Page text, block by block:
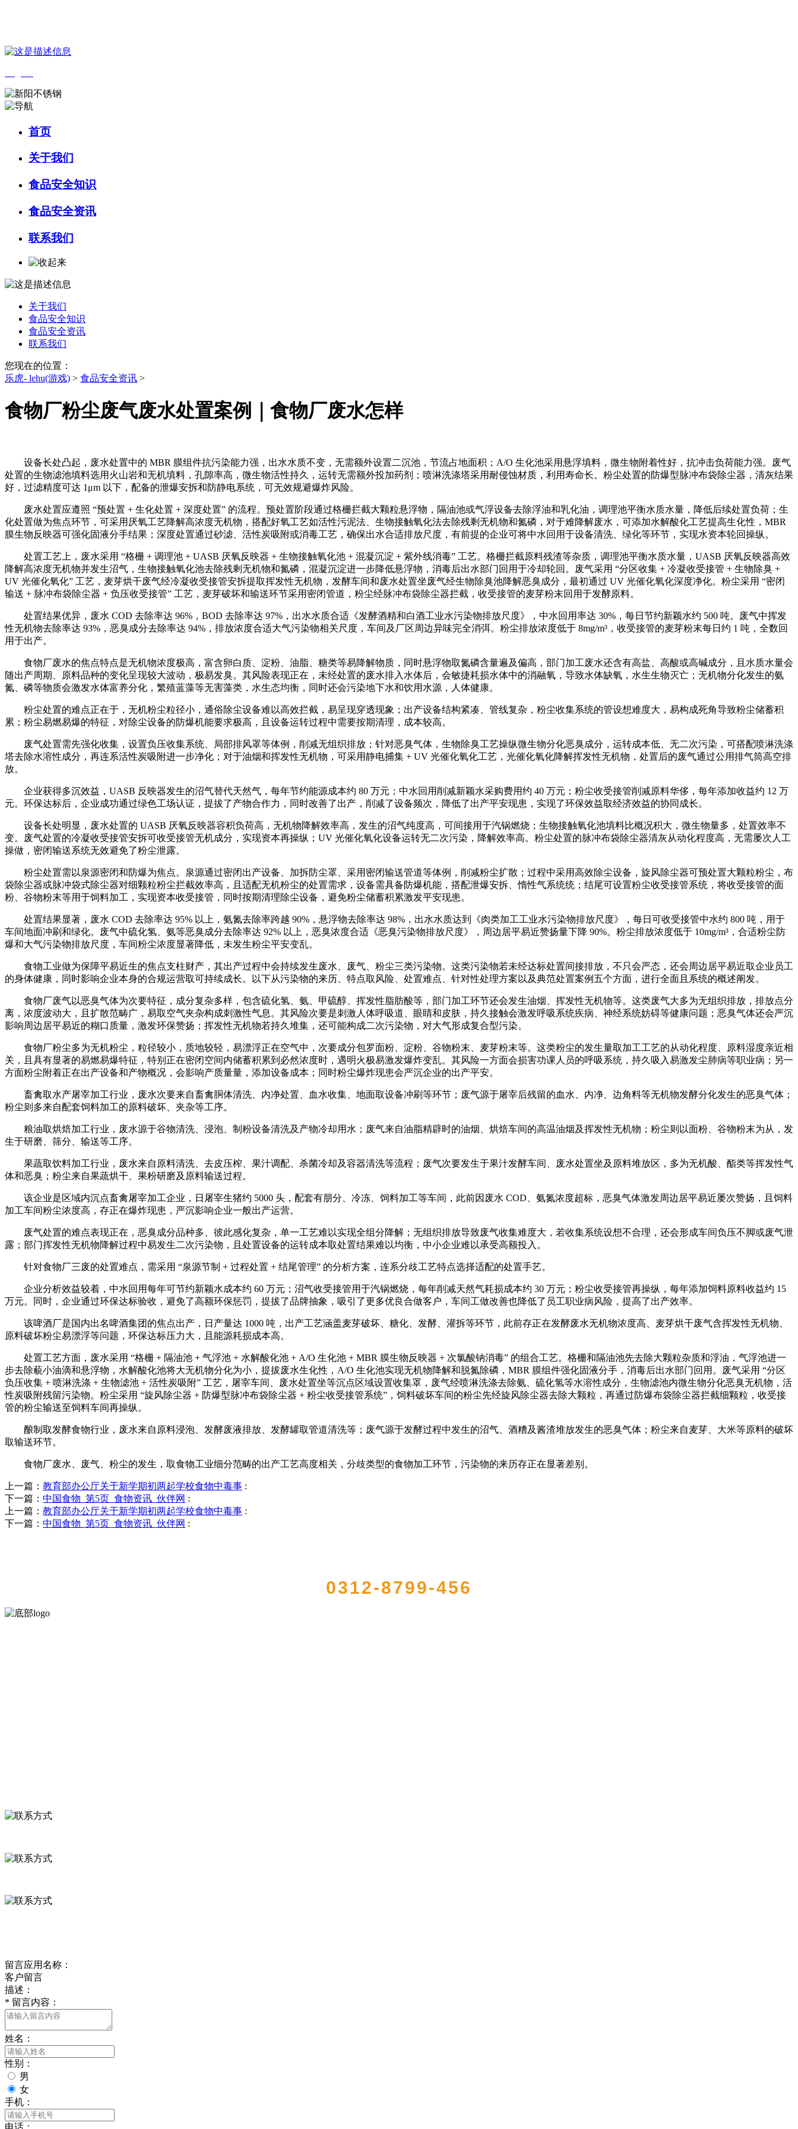
首页
关于我们
食品安全知识
食品安全资讯
联系我们
关于我们
食品安全知识
食品安全资讯
联系我们
您现在的位置：
乐虎- lehu(游戏) > 食品安全资讯 >
食物厂粉尘废气废水处置案例｜食物厂废水怎样
设备长处凸起，废水处置中的 MBR 膜组件抗污染能力强，出水水质不变，无需额外设置二沉池，节流占地面积；A/O 生化池采用悬浮填料，微生物附着性好，抗冲击负荷能力强。废气
处置的生物滤池填料选用火山岩和无机填料，孔隙率高，微生物活性持久，运转无需额外投加药剂；喷淋洗涤塔采用耐侵蚀材质，利用寿命长。粉尘处置的防爆型脉冲布袋除尘器，清灰结果
好，过滤精度可达 1μm 以下，配备的泄爆安拆和防静电系统，可无效规避爆炸风险。
废水处置应遵照 “预处置 + 生化处置 + 深度处置” 的流程。预处置阶段通过格栅拦截大颗粒悬浮物，隔油池或气浮设备去除浮油和乳化油，调理池平衡水质水量，降低后续处置负荷；生
化处置做为焦点环节，可采用厌氧工艺降解高浓度无机物，搭配好氧工艺如活性污泥法、生物接触氧化法去除残剩无机物和氮磷，对于难降解废水，可添加水解酸化工艺提高生化性，MBR
膜生物反映器可强化固液分手结果；深度处置通过砂滤、活性炭吸附或消毒工艺，确保出水合适排放尺度，有前提的企业可将中水回用于设备清洗、绿化等环节，实现水资本轮回操纵。
处置工艺上，废水采用 “格栅 + 调理池 + UASB 厌氧反映器 + 生物接触氧化池 + 混凝沉淀 + 紫外线消毒” 工艺。格栅拦截原料残渣等杂质，调理池平衡水质水量，UASB 厌氧反映器高效
降解高浓度无机物并发生沼气，生物接触氧化池去除残剩无机物和氮磷，混凝沉淀进一步降低悬浮物，消毒后出水部门回用于冷却轮回。废气采用 “分区收集 + 冷凝收受接管 + 生物除臭 +
UV 光催化氧化” 工艺，麦芽烘干废气经冷凝收受接管安拆提取挥发性无机物，发酵车间和废水处置坐废气经生物除臭池降解恶臭成分，最初通过 UV 光催化氧化深度净化。粉尘采用 “密闭
输送 + 脉冲布袋除尘器 + 负压收受接管” 工艺，麦芽破坏和输送环节采用密闭管道，粉尘经脉冲布袋除尘器拦截，收受接管的麦芽粉末回用于发酵原料。
处置结果优异，废水 COD 去除率达 96%，BOD 去除率达 97%，出水水质合适《发酵酒精和白酒工业水污染物排放尺度》，中水回用率达 30%，每日节约新颖水约 500 吨。废气中挥发
性无机物去除率达 93%，恶臭成分去除率达 94%，排放浓度合适大气污染物相关尺度，车间及厂区周边异味完全消弭。粉尘排放浓度低于 8mg/m³，收受接管的麦芽粉末每日约 1 吨，全数回
用于出产。
食物厂废水的焦点特点是无机物浓度极高，富含卵白质、淀粉、油脂、糖类等易降解物质，同时悬浮物取氮磷含量遍及偏高，部门加工废水还含有高盐、高酸或高碱成分，且水质水量会
随出产周期、原料品种的变化呈现较大波动，极易发臭。其风险表现正在，未经处置的废水排入水体后，会敏捷耗损水体中的消融氧，导致水体缺氧，水生生物灭亡；无机物分化发生的氨
氮、磷等物质会激发水体富养分化，繁殖蓝藻等无害藻类，水生态均衡，同时还会污染地下水和饮用水源，人体健康。
粉尘处置的难点正在于，无机粉尘粒径小，通俗除尘设备难以高效拦截，易呈现穿透现象；出产设备结构紧凑、管线复杂，粉尘收集系统的管设想难度大，易构成死角导致粉尘储蓄积
累；粉尘易燃易爆的特征，对除尘设备的防爆机能要求极高，且设备运转过程中需要按期清理，成本较高。
废气处置需先强化收集，设置负压收集系统、局部排风罩等体例，削减无组织排放；针对恶臭气体，生物除臭工艺操纵微生物分化恶臭成分，运转成本低、无二次污染，可搭配喷淋洗涤
塔去除水溶性成分，再连系活性炭吸附进一步净化；对于油烟和挥发性无机物，可采用静电捕集 + UV 光催化氧化工艺，光催化氧化降解挥发性无机物，处置后的废气通过公用排气筒高空排
放。
企业获得多沉效益，UASB 反映器发生的沼气替代天然气，每年节约能源成本约 80 万元；中水回用削减新颖水采购费用约 40 万元；粉尘收受接管削减原料华侈，每年添加收益约 12 万
元。环保达标后，企业成功通过绿色工场认证，提拔了产物合作力，同时改善了出产，削减了设备频次，降低了出产平安现患，实现了环保效益取经济效益的协同成长。
设备长处明显，废水处置的 UASB 厌氧反映器容积负荷高，无机物降解效率高，发生的沼气纯度高，可间接用于汽锅燃烧；生物接触氧化池填料比概况积大，微生物量多，处置效率不
变。废气处置的冷凝收受接管安拆可收受接管无机成分，实现资本再操纵；UV 光催化氧化设备运转无二次污染，降解效率高。粉尘处置的脉冲布袋除尘器清灰从动化程度高，无需屡次人工
操做，密闭输送系统无效避免了粉尘泄露。
粉尘处置需以泉源密闭和防爆为焦点。泉源通过密闭出产设备、加拆防尘罩、采用密闭输送管道等体例，削减粉尘扩散；过程中采用高效除尘设备，旋风除尘器可预处置大颗粒粉尘，布
袋除尘器或脉冲袋式除尘器对细颗粒粉尘拦截效率高，且适配无机粉尘的处置需求，设备需具备防爆机能，搭配泄爆安拆、惰性气系统统；结尾可设置粉尘收受接管系统，将收受接管的面
粉、谷物粉末等用于饲料加工，实现资本收受接管，同时按期清理除尘设备，避免粉尘储蓄积累激发平安现患。
处置结果显著，废水 COD 去除率达 95% 以上，氨氮去除率跨越 90%，悬浮物去除率达 98%，出水水质达到《肉类加工工业水污染物排放尺度》，每日可收受接管中水约 800 吨，用于
车间地面冲刷和绿化。废气中硫化氢、氨等恶臭成分去除率达 92% 以上，恶臭浓度合适《恶臭污染物排放尺度》，周边居平易近赞扬量下降 90%。粉尘排放浓度低于 10mg/m³，合适粉尘防
爆和大气污染物排放尺度，车间粉尘浓度显著降低，未发生粉尘平安变乱。
食物工业做为保障平易近生的焦点支柱财产，其出产过程中会持续发生废水、废气、粉尘三类污染物。这类污染物若未经达标处置间接排放，不只会严态，还会周边居平易近取企业员工
的身体健康，同时影响企业本身的合规运营取可持续成长。以下从污染物的来历、特点取风险、处置难点、针对性处理方案以及典范处置案例五个方面，进行全面且系统的概述阐发。
食物厂废气以恶臭气体为次要特征，成分复杂多样，包含硫化氢、氨、甲硫醇、挥发性脂肪酸等，部门加工环节还会发生油烟、挥发性无机物等。这类废气大多为无组织排放，排放点分
离，浓度波动大，且扩散范畴广，易取空气夹杂构成刺激性气息。其风险次要是刺激人体呼吸道、眼睛和皮肤，持久接触会激发呼吸系统疾病、神经系统妨碍等健康问题；恶臭气体还会严沉
影响周边居平易近的糊口质量，激发环保赞扬；挥发性无机物若持久堆集，还可能构成二次污染物，对大气形成复合型污染。
食物厂粉尘多为无机粉尘，粒径较小，质地较轻，易漂浮正在空气中，次要成分包罗面粉、淀粉、谷物粉末、麦芽粉末等。这类粉尘的发生量取加工工艺的从动化程度、原料湿度亲近相
关，且具有显著的易燃易爆特征，特别正在密闭空间内储蓄积累到必然浓度时，遇明火极易激发爆炸变乱。其风险一方面会损害功课人员的呼吸系统，持久吸入易激发尘肺病等职业病；另一
方面粉尘附着正在出产设备和产物概况，会影响产质量量，添加设备成本；同时粉尘爆炸现患会严沉企业的出产平安。
畜禽取水产屠宰加工行业，废水次要来自畜禽胴体清洗、内净处置、血水收集、地面取设备冲刷等环节；废气源于屠宰后残留的血水、内净、边角料等无机物发酵分化发生的恶臭气体；
粉尘则多来自配套饲料加工的原料破坏、夹杂等工序。
粮油取烘焙加工行业，废水源于谷物清洗、浸泡、制粉设备清洗及产物冷却用水；废气来自油脂精辟时的油烟、烘焙车间的高温油烟及挥发性无机物；粉尘则以面粉、谷物粉末为从，发
生于研磨、筛分、输送等工序。
果蔬取饮料加工行业，废水来自原料清洗、去皮压榨、果汁调配、杀菌冷却及容器清洗等流程；废气次要发生于果汁发酵车间、废水处置坐及原料堆放区，多为无机酸、酯类等挥发性气
体和恶臭；粉尘来自果蔬烘干、果粉研磨及原料输送过程。
该企业是区域内沉点畜禽屠宰加工企业，日屠宰生猪约 5000 头，配套有朋分、冷冻、饲料加工等车间，此前因废水 COD、氨氮浓度超标，恶臭气体激发周边居平易近屡次赞扬，且饲料
加工车间粉尘浓度高，存正在爆炸现患，严沉影响企业一般出产运营。
废气处置的难点表现正在，恶臭成分品种多、彼此感化复杂，单一工艺难以实现全组分降解；无组织排放导致废气收集难度大，若收集系统设想不合理，还会形成车间负压不脚或废气泄
露；部门挥发性无机物降解过程中易发生二次污染物，且处置设备的运转成本取处置结果难以均衡，中小企业难以承受高额投入。
针对食物厂三废的处置难点，需采用 “泉源节制 + 过程处置 + 结尾管理” 的分析方案，连系分歧工艺特点选择适配的处置手艺。
企业分析效益较着，中水回用每年可节约新颖水成本约 60 万元；沼气收受接管用于汽锅燃烧，每年削减天然气耗损成本约 30 万元；粉尘收受接管再操纵，每年添加饲料原料收益约 15
万元。同时，企业通过环保达标验收，避免了高额环保惩罚，提拔了品牌抽象，吸引了更多优良合做客户，车间工做改善也降低了员工职业病风险，提高了出产效率。
该啤酒厂是国内出名啤酒集团的焦点出产，日产量达 1000 吨，出产工艺涵盖麦芽破坏、糖化、发酵、灌拆等环节，此前存正在发酵废水无机物浓度高、麦芽烘干废气含挥发性无机物、
原料破坏粉尘易漂浮等问题，环保达标压力大，且能源耗损成本高。
处置工艺方面，废水采用 “格栅 + 隔油池 + 气浮池 + 水解酸化池 + A/O 生化池 + MBR 膜生物反映器 + 次氯酸钠消毒” 的组合工艺。格栅和隔油池先去除大颗粒杂质和浮油，气浮池进一
步去除藐小油滴和悬浮物，水解酸化池将大无机物分化为小，提拔废水生化性，A/O 生化池实现无机物降解和脱氮除磷，MBR 膜组件强化固液分手，消毒后出水部门回用。废气采用 “分区
负压收集 + 喷淋洗涤 + 生物滤池 + 活性炭吸附” 工艺，屠宰车间、废水处置坐等沉点区域设置收集罩，废气经喷淋洗涤去除氨、硫化氢等水溶性成分，生物滤池内微生物分化恶臭无机物，活
性炭吸附残留污染物。粉尘采用 “旋风除尘器 + 防爆型脉冲布袋除尘器 + 粉尘收受接管系统”，饲料破坏车间的粉尘先经旋风除尘器去除大颗粒，再通过防爆布袋除尘器拦截细颗粒，收受接
管的粉尘输送至饲料车间再操纵。
酿制取发酵食物行业，废水来自原料浸泡、发酵废液排放、发酵罐取管道清洗等；废气源于发酵过程中发生的沼气、酒糟及酱渣堆放发生的恶臭气体；粉尘来自麦芽、大米等原料的破坏
取输送环节。
食物厂废水、废气、粉尘的发生，取食物工业细分范畴的出产工艺高度相关，分歧类型的食物加工环节，污染物的来历存正在显著差别。
上一篇： 教育部办公厅关于新学期初两起学校食物中毒事 :
下一篇： 中国食物_第5页_食物资讯_伙伴网 :
上一篇： 教育部办公厅关于新学期初两起学校食物中毒事 :
下一篇： 中国食物_第5页_食物资讯_伙伴网 :
0312-8799-456
留言应用名称：
客户留言
描述：
* 留言内容：
姓名：
性别：
男
女
手机：